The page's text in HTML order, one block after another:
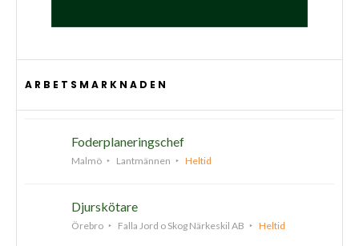
ARBETSMARKNADEN
Foderplaneringschef
Malmö Lantmännen Heltid
Djurskötare
Örebro Falla Jord o Skog Närkeskil AB Heltid